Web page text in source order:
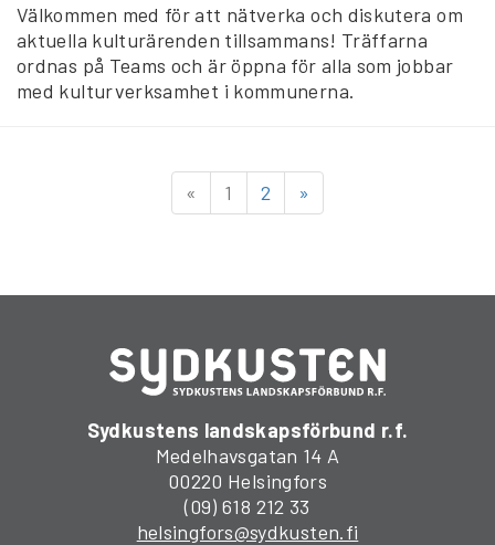
Välkommen med för att nätverka och diskutera om
aktuella kulturärenden tillsammans! Träffarna
ordnas på Teams och är öppna för alla som jobbar
med kulturverksamhet i kommunerna.
« 1 2 »
Sydkustens landskapsförbund r.f.
Medelhavsgatan 14 A
00220 Helsingfors
(09) 618 212 33
helsingfors@sydkusten.fi